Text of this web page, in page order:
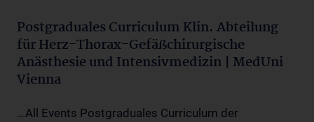
Postgraduales Curriculum Klin. Abteilung
für Herz-Thorax-Gefäßchirurgische
Anästhesie und Intensivmedizin | MedUni
Vienna
...All Events Postgraduales Curriculum der